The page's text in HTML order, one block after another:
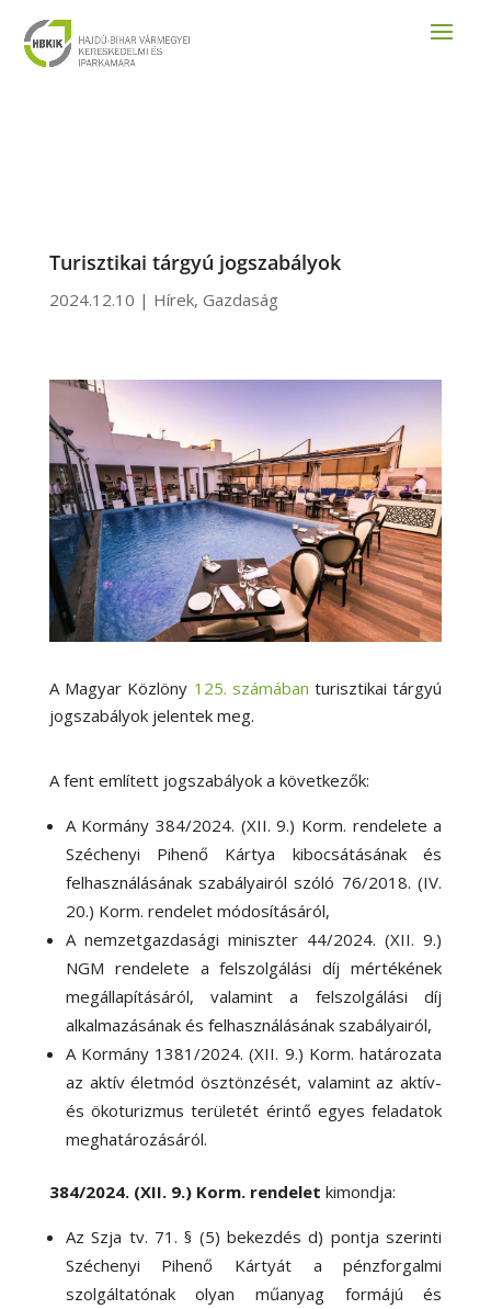
Turisztikai tárgyú jogszabályok
2024.12.10 | Hírek, Gazdaság
A Magyar Közlöny 125. számában turisztikai tárgyú
jogszabályok jelentek meg.
A fent említett jogszabályok a következők:
A Kormány 384/2024. (XII. 9.) Korm. rendelete a
Széchenyi Pihenő Kártya kibocsátásának és
felhasználásának szabályairól szóló 76/2018. (IV.
20.) Korm. rendelet módosításáról,
A nemzetgazdasági miniszter 44/2024. (XII. 9.)
NGM rendelete a felszolgálási díj mértékének
megállapításáról, valamint a felszolgálási díj
alkalmazásának és felhasználásának szabályairól,
A Kormány 1381/2024. (XII. 9.) Korm. határozata
az aktív életmód ösztönzését, valamint az aktív-
és ökoturizmus területét érintő egyes feladatok
meghatározásáról.
384/2024. (XII. 9.) Korm. rendelet kimondja:
Az Szja tv. 71. § (5) bekezdés d) pontja szerinti
Széchenyi Pihenő Kártyát a pénzforgalmi
szolgáltatónak olyan műanyag formájú és